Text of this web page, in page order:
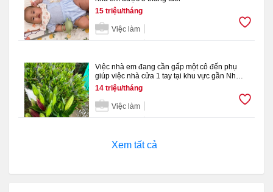
15 triệu/tháng
Việc làm
Việc nhà em đang cần gấp một cô đến phụ
giúp việc nhà cửa 1 tay tại khu vực gần Nhà
thờ Tân Hương, quận Tân Phú.
14 triệu/tháng
Việc làm
Xem tất cả